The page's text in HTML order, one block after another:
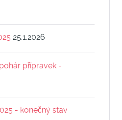
25.1.2026
přípravek -
- konečný stav